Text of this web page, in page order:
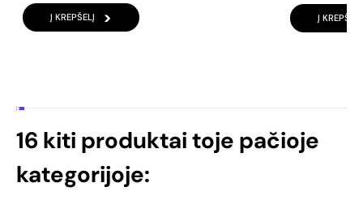
Į KREPŠELĮ Į KREPŠELĮ
16 kiti produktai toje pačioje
kategorijoje: